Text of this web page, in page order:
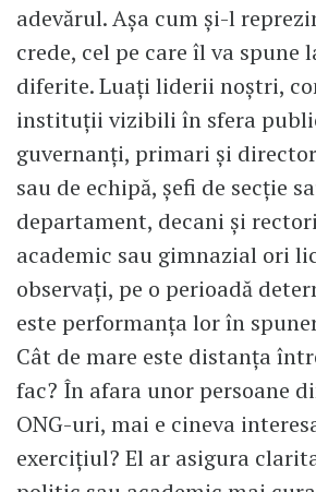
adevărul. Așa cum și-l
crede, cel pe care îl va
diferite. Luați liderii noștri,
instituții vizibili în sfera
guvernanți, primari și
sau de echipă, șefi de secție
departament, decani și
academic sau gimnazial ori
observați, pe o perioadă
este performanța lor în
Cât de mare este distanța
fac? În afara unor persoane
ONG-uri, mai e cineva
exercițiul? El ar asigura